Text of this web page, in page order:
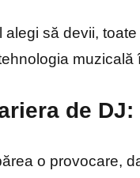
să devii,
muzicală
de
o provocare,